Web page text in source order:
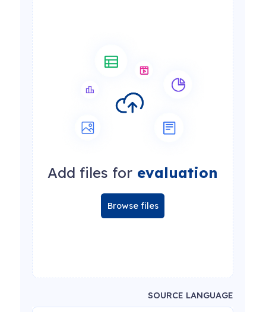
Add files for evaluation
Browse files
SOURCE LANGUAGE